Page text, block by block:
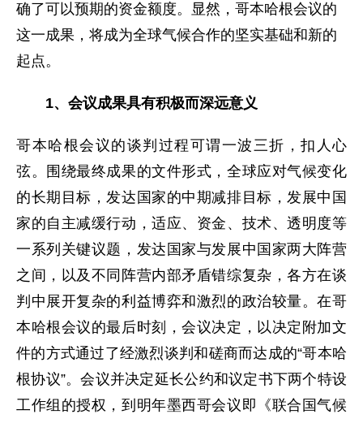
确了可以预期的资金额度。显然，哥本哈根会议的
这一成果，将成为全球气候合作的坚实基础和新的
起点。
1、会议成果具有积极而深远意义
哥本哈根会议的谈判过程可谓一波三折，扣人心
弦。围绕最终成果的文件形式，全球应对气候变化
的长期目标，发达国家的中期减排目标，发展中国
家的自主减缓行动，适应、资金、技术、透明度等
一系列关键议题，发达国家与发展中国家两大阵营
之间，以及不同阵营内部矛盾错综复杂，各方在谈
判中展开复杂的利益博弈和激烈的政治较量。在哥
本哈根会议的最后时刻，会议决定，以决定附加文
件的方式通过了经激烈谈判和磋商而达成的“哥本哈
根协议”。会议并决定延长公约和议定书下两个特设
工作组的授权，到明年墨西哥会议即《联合国气候